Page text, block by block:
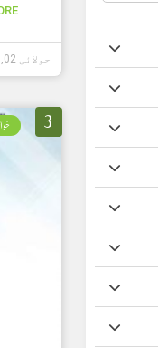
»
جولائی 02, 2026
3